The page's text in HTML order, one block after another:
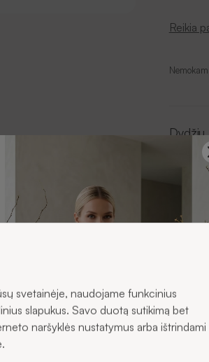
Reikia
svetainėje, naudojame funkcinius
slapukus. Savo duotą sutikimą bet
naršyklės nustatymus arba ištrindami